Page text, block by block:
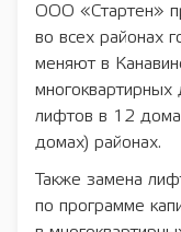
ООО «Стартен»
во всех районах
меняют в
лифтов в 12
домах) районах.
Также замена
по программе